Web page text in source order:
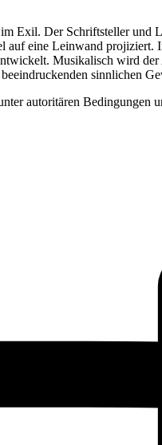
Exil. Der Schriftsteller
eine Leinwand projiziert.
Musikalisch wird
sinnlichen
autoritären Bedingungen